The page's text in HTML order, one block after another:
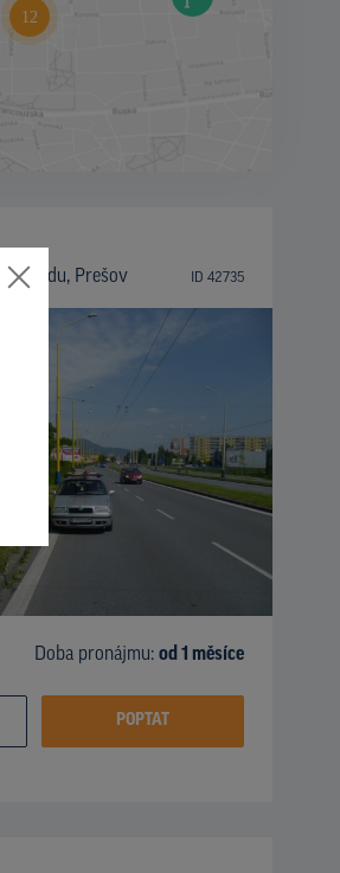
Svobodu, Prešov ID 42735
Doba pronájmu: od 1 měsíce
POPTAT